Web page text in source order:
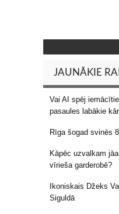
JAUNĀKIE
Vai AI spēj
pasaules labākie
Rīga šogad svinēs
Kāpēc uzvalkam
vīrieša garderobē?
Ikoniskais Džeks
Siguldā